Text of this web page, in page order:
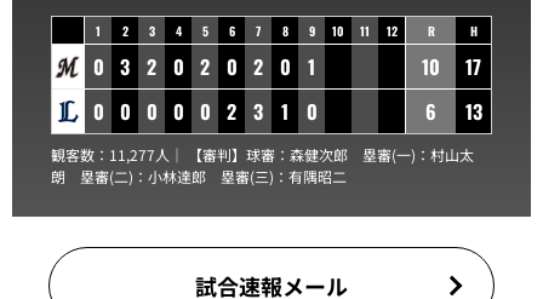
1 2 3 4 5 6 7 8 9 10 11 12
0 3 2 0 2 0 2 0
1
0 0 0 0 0 2 3 1 0
R H
10
17
6
13
観客数：11,277人｜ 【審判】球審： 森健次郎 塁審(一)： 村山太
朗 塁審(二)： 小林達郎 塁審(三)： 有隅昭二
試合速報メール